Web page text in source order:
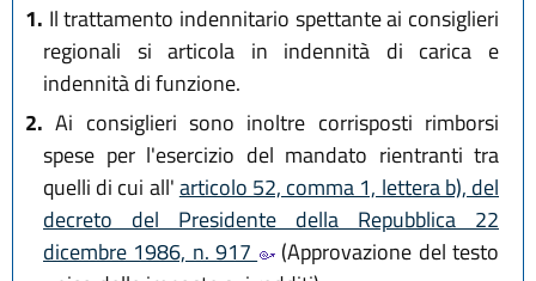
1. Il trattamento indennitario spettante ai consiglieri
regionali si articola in indennità di carica e
indennità di funzione.
2. Ai consiglieri sono inoltre corrisposti rimborsi
spese per l'esercizio del mandato rientranti tra
quelli di cui all'articolo 52, comma 1, lettera b), del
decreto del Presidente della Repubblica 22
dicembre 1986, n. 917
(Approvazione del testo